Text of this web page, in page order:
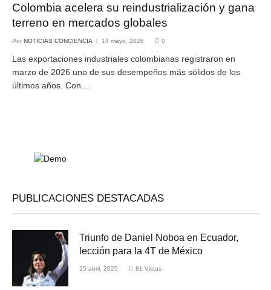
Colombia acelera su reindustrialización y gana
terreno en mercados globales
Por NOTICIAS CONCIENCIA 14 mayo, 2026 0
Las exportaciones industriales colombianas registraron en
marzo de 2026 uno de sus desempeños más sólidos de los
últimos años. Con…
PUBLICACIONES DESTACADAS
Triunfo de Daniel Noboa en Ecuador,
lección para la 4T de México
25 abril, 2025 81 Vistas